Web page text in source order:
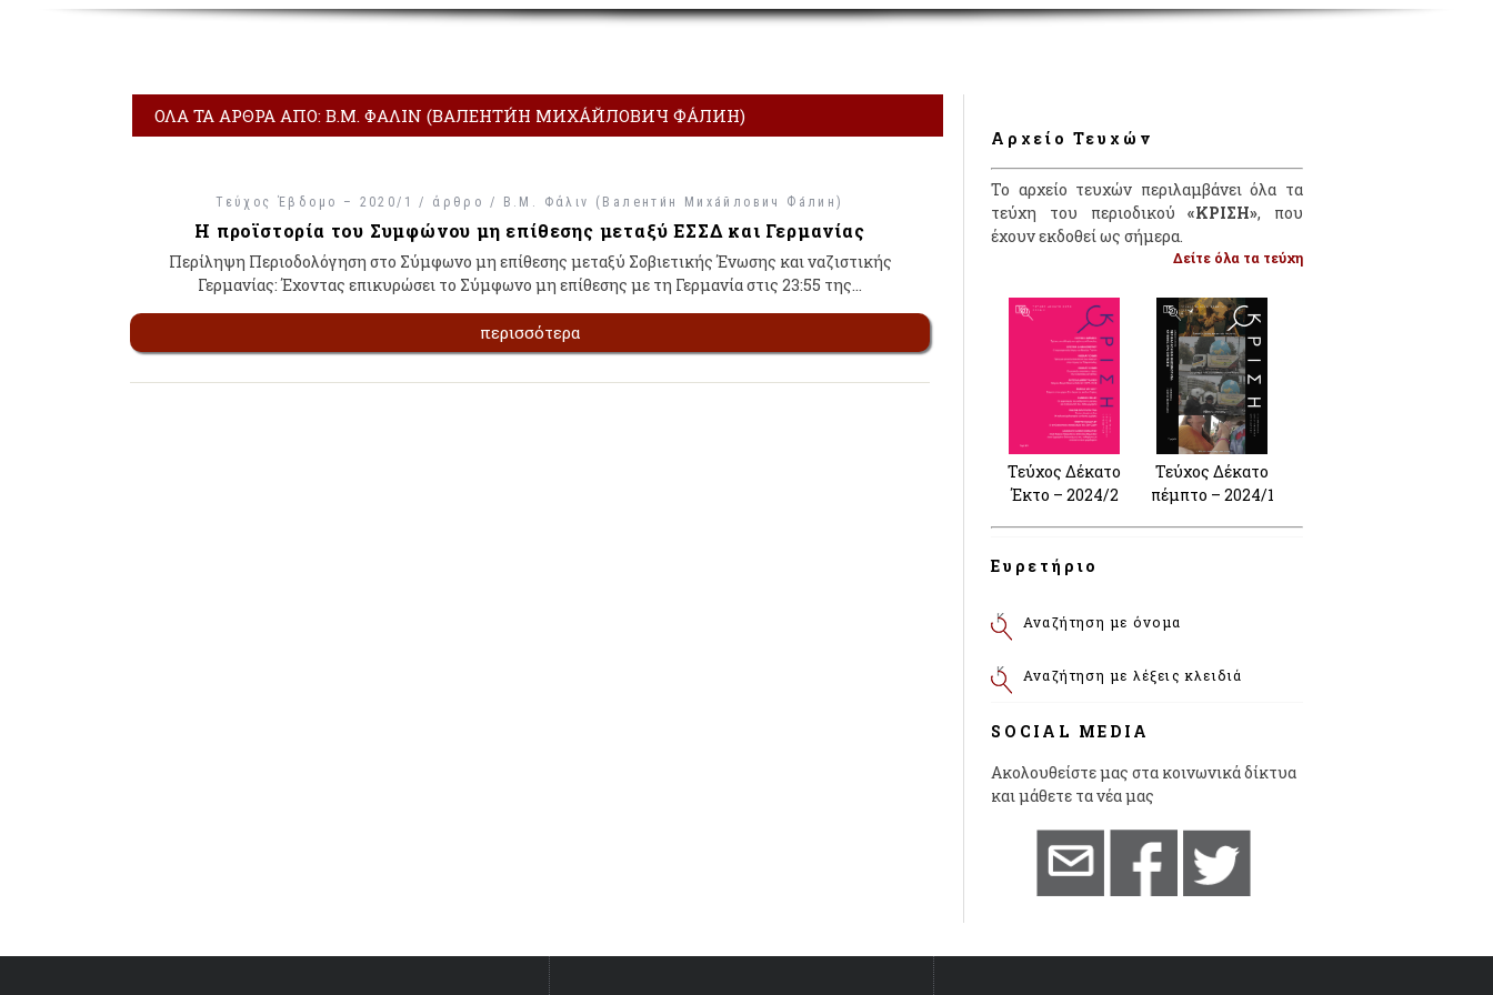
ΌΛΑ ΤΑ ΆΡΘΡΑ ΑΠΌ: Β.Μ. ΦΆΛΙΝ (ВАЛЕНТИ́Н МИХА́ЙЛОВИЧ ФА́ЛИН)
Τεύχος Έβδομο – 2020/1 / άρθρο / Β.Μ. Φάλιν (Валенти́н Миха́йлович Фа́лин)
Η προϊστορία του Συμφώνου μη επίθεσης μεταξύ ΕΣΣΔ και Γερμανίας
Περίληψη Περιοδολόγηση στο Σύμφωνο μη επίθεσης μεταξύ Σοβιετικής Ένωσης και ναζιστικής
Γερμανίας: Έχοντας επικυρώσει το Σύμφωνο μη επίθεσης με τη Γερμανία στις 23:55 της…
περισσότερα
Αρχείο Τευχών
Το αρχείο τευχών περιλαμβάνει όλα τα
τεύχη του περιοδικού«ΚΡΙΣΗ», που
έχουν εκδοθεί ως σήμερα.
Δείτε όλα τα τεύχη
Τεύχος Δέκατο
Έκτο – 2024/2
Τεύχος Δέκατο
πέμπτο – 2024/1
Ευρετήριο
Αναζήτηση με όνομα
Αναζήτηση με λέξεις κλειδιά
SOCIAL MEDIA
Ακολουθείστε μας στα κοινωνικά δίκτυα
και μάθετε τα νέα μας